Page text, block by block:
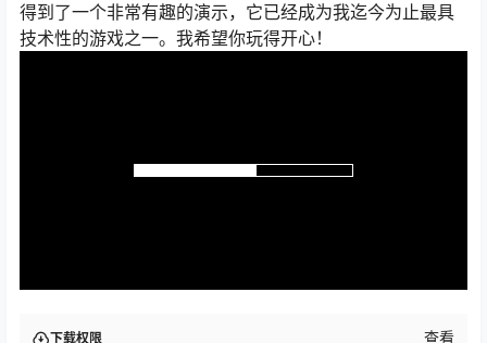
得到了一个非常有趣的演示，它已经成为我迄今为止最具
技术性的游戏之一。我希望你玩得开心！
下载权限 查看